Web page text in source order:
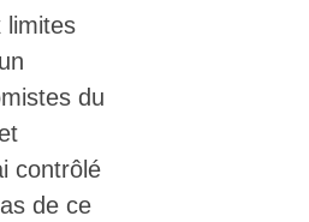
limites
du
contrôlé
de ce